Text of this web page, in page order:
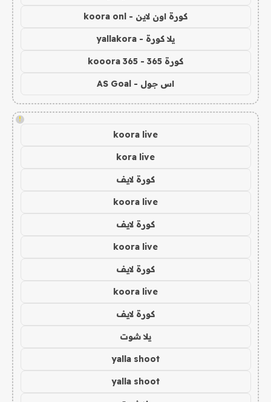
كورة اون لاين - koora onl
يلا كورة - yallakora
كورة 365 - kooora 365
اس جول - AS Goal
!
koora live
kora live
كورة لايف
koora live
كورة لايف
koora live
كورة لايف
koora live
كورة لايف
يلا شوت
yalla shoot
yalla shoot